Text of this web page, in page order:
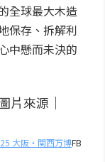
全球最大木造
保存、拆解利
中懸而未決的
大阪・関西万博FB